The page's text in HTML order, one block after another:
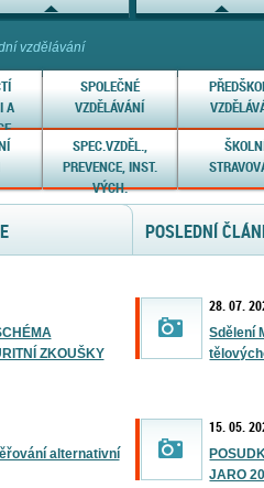
vzdělávání
A
SPOLEČNÉ
VZDĚLÁVÁNÍ
SPEC.VZDĚL.,
PREVENCE, INST.
VÝCH.
POSLEDNÍ
ZKOUŠKY
28. 07.
Sdělení
alternativní
15. 05.
JARO